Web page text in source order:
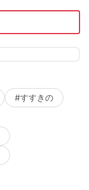
#すすきの